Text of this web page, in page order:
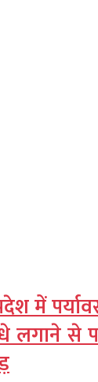
में
लगाने से